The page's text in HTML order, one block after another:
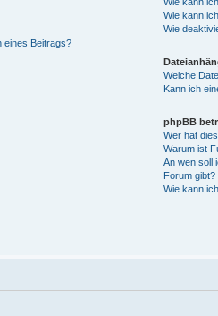
eines Beitrags?
Wie kann
Wie
Welche
Kann ich
phpBB
Wer hat
Warum ist
An wen soll
Forum gibt?
Wie kann